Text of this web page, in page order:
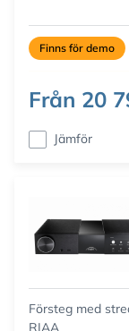
Finns för demo
Från 20
Jämför
Försteg med
RIAA